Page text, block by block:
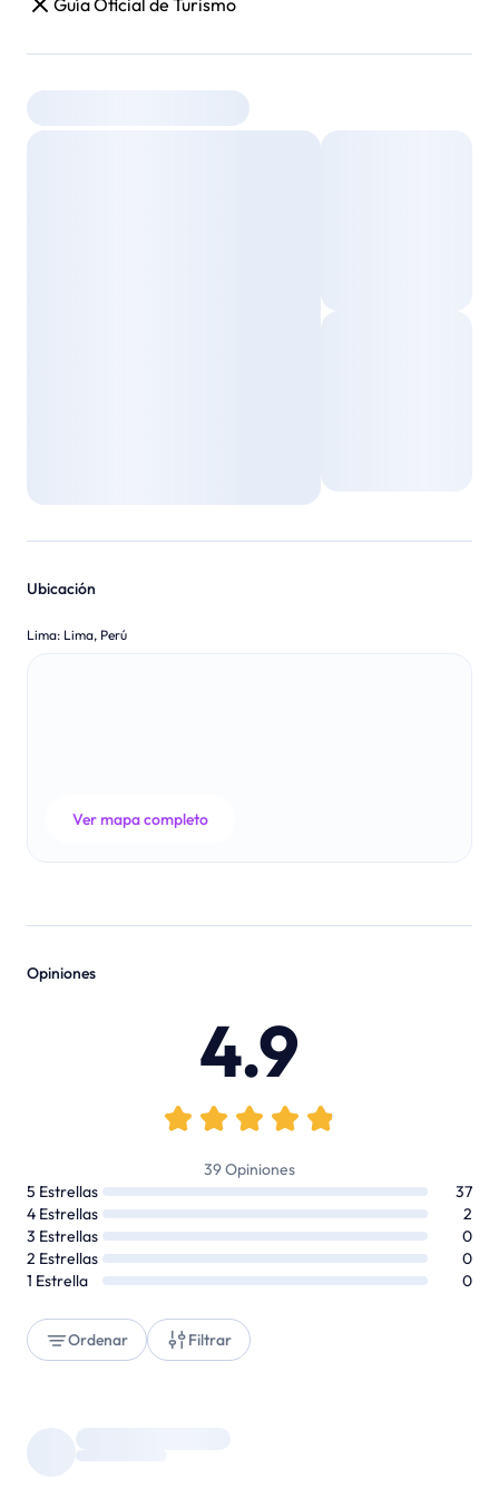
Guía Oficial de Turismo
Ubicación
Lima: Lima, Perú
Ver mapa completo
Opiniones
4.9
39Opiniones
5 Estrellas
37
4 Estrellas
2
3 Estrellas
0
2 Estrellas
0
1 Estrella 0
Ordenar Filtrar